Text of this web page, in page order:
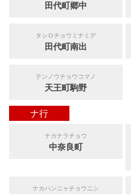
田代町郷中
タシロチョウミナミデ
田代町南出
テンノウチョウコマノ
天王町駒野
ナ行
ナカナラチョウ
中奈良町
ナカハンニャチョウニシ